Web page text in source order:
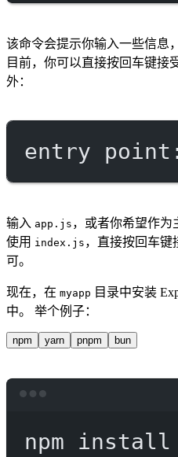
该命令会提示你输入一些信息
目前，你可以直接按回车键接
外：
entry
输入 app.js ，或者你希望作为
使用 index.js ，直接按回车键
可。
现在，在 myapp 目录中安装
中。 举个例子：
npm yarn pnpm bun
npm install